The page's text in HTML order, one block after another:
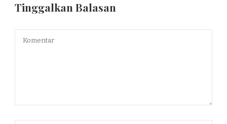
Tinggalkan Balasan